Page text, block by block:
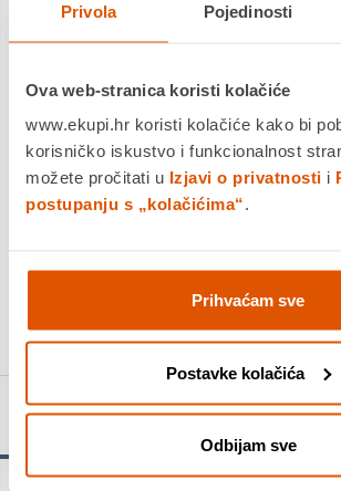
Privola Pojedinosti
Ova web-stranica koristi kolačiće
www.ekupi.hr koristi kolačiće kako bi
korisničko iskustvo i funkcionalnost
možete pročitati u Izjavi o privatnosti i
postupanju s „kolačićima“.
Prihvaćam sve
Postavke kolačića
Odbijam sve
izmjenu ...Saznaj više
Platite gotovinom pri preuzimanju, Internet
Povrat robe moguć unutar 14 dana
Detalji proizvoda